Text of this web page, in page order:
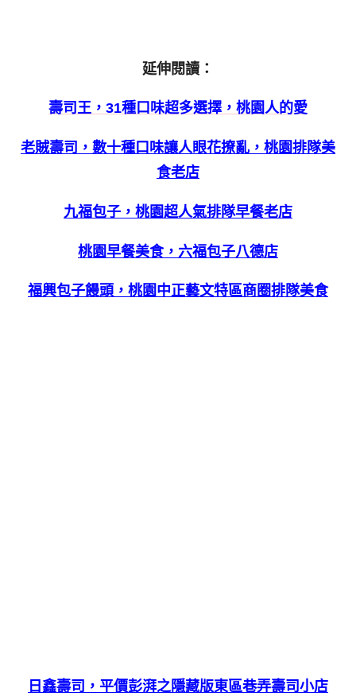
延伸閱讀：
壽司王，31種口味超多選擇，桃園人的愛
老賊壽司，數十種口味讓人眼花撩亂，桃園排隊美
食老店
九福包子，桃園超人氣排隊早餐老店
桃園早餐美食，六福包子八德店
福興包子饅頭，桃園中正藝文特區商圈排隊美食
日鑫壽司，平價彭湃之隱藏版東區巷弄壽司小店